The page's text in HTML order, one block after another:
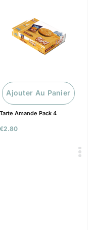
€2.80
Tarte Amande Pack 4
Ajouter Au Panier